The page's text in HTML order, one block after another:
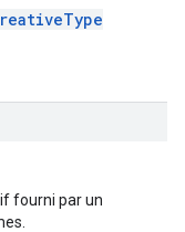
fourni par un